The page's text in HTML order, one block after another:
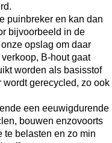
puinbreker en kan dan
bijvoorbeeld in de
opslag om daar
B-hout gaat
worden als basisstof
gerecycled, zo ook
een eeuwigdurende
bouwen enzovoorts
te belasten en zo min